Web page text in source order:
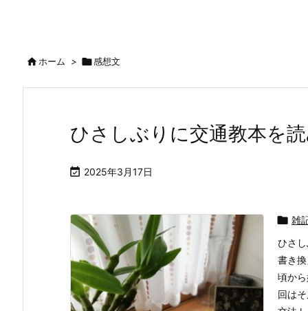
ホーム > 感想文
ひさしぶりに交通教本を
 2025年3月17日
 雑
ひさ
書き
頃か
回は